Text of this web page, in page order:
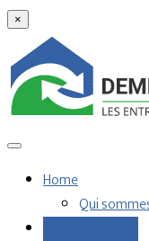
×
Home
Qui